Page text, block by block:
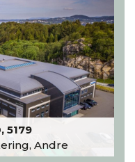
5179
Andre